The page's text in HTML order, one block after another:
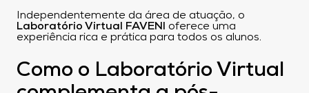
Independentemente da área de atuação, o
Laboratório Virtual FAVENI
oferece uma
experiência rica e prática para todos os alunos.
Como o Laboratório Virtual